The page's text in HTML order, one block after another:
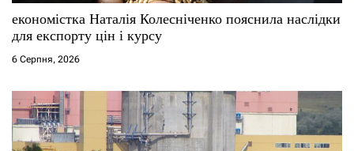
економістка Наталія Колесніченко пояснила наслідки
для експорту цін і курсу
6 Серпня, 2026